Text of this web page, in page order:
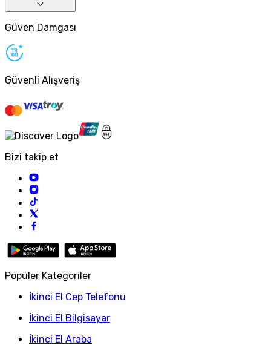
Güven Damgası
Güvenli Alışveriş
Bizi takip et
Popüler Kategoriler
İkinci El Cep Telefonu
İkinci El Bilgisayar
İkinci El Araba